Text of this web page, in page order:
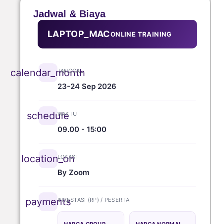
Jadwal & Biaya
LAPTOP_MACONLINE TRAINING
calendar_month
TANGGAL
23-24 Sep 2026
schedule
WAKTU
09.00 - 15:00
location_on
LOKASI
By Zoom
paymentsINVESTASI (RP) / PESERTA